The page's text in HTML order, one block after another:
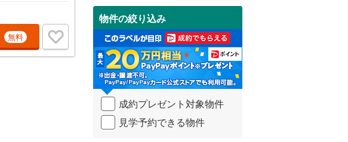
無料
受
け
取
る
・
条
件
を
イ
ペ
物件の絞り込み
成約プレゼント対象物件
見学予約できる物件
南道路（0）